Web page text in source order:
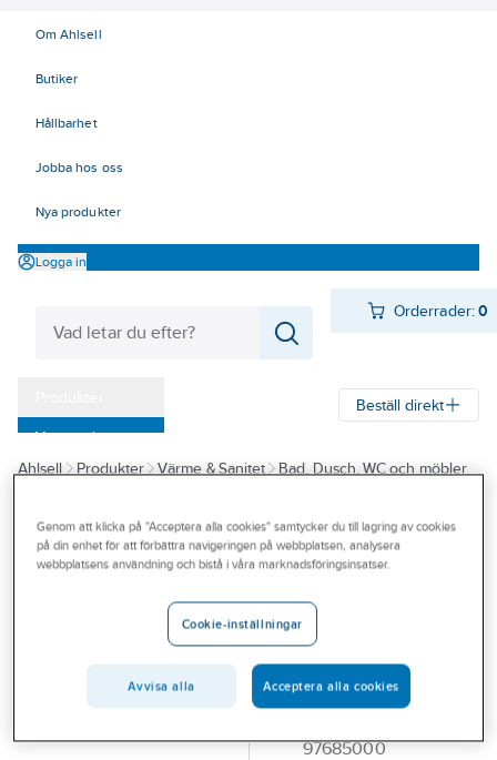
Om Ahlsell
Butiker
Hållbarhet
Jobba hos oss
Nya produkter
Logga in
Orderrader:0
Varumärken
Kampanjer
Branscher
Beställ direkt
Ahlsell Produkter Värme & Sanitet
Bad, Dusch, WC och möbler
Reservdelar blandare
Reservdelar Hansgrohe blandare
Insats Keramisk
kartusch M1,
Hansgrohe
HG KERAMIK
97685000
Genom att klicka på "Acceptera alla cookies" samtycker du till lagring av cookies
på din enhet för att förbättra navigeringen på webbplatsen, analysera
webbplatsens användning och bistå i våra marknadsföringsinsatser.
Cookie-inställningar
Avvisa alla Acceptera alla cookies